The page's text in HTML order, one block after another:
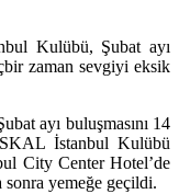
Kulübü, Şubat ayı
zaman sevgiyi eksik
ayı buluşmasını 14
İstanbul Kulübü
City Center Hotel’de
yemeğe geçildi.